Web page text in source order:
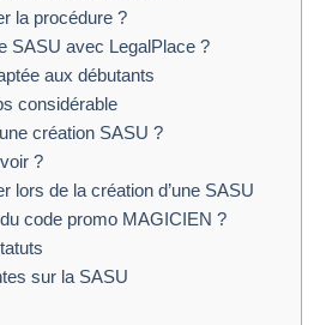
la procédure ?
SASU avec LegalPlace ?
aux débutants
considérable
création SASU ?
?
lors de la création d’une SASU
code promo MAGICIEN ?
sur la SASU